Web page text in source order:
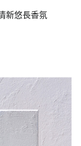
新悠長香氛